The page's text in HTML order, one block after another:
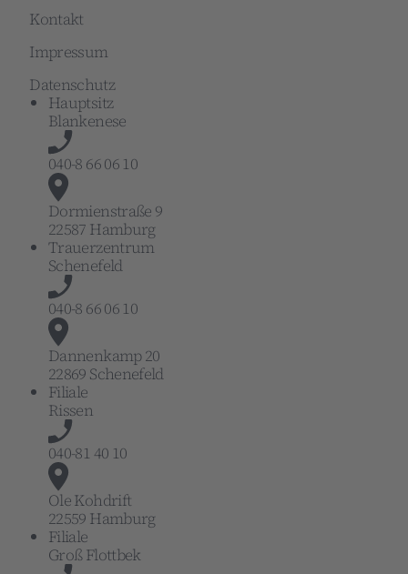
Kontakt
Impressum
Datenschutz
Hauptsitz
Blankenese
040-8 66 06 10
Dormienstraße 9
22587 Hamburg
Trauerzentrum
Schenefeld
040-8 66 06 10
Dannenkamp 20
22869 Schenefeld
Filiale
Rissen
040-81 40 10
Ole Kohdrift
22559 Hamburg
Filiale
Groß Flottbek